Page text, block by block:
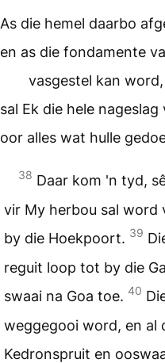
As die hemel daarbo
en as die fondamente
vasgestel kan word,
sal Ek die hele
oor alles wat hulle
38 Daar kom 'n tyd,
vir My herbou sal word
by die Hoekpoort. 39
reguit loop tot by die
swaai na Goa toe. 40
weggegooi word, en al
Kedronspruit en